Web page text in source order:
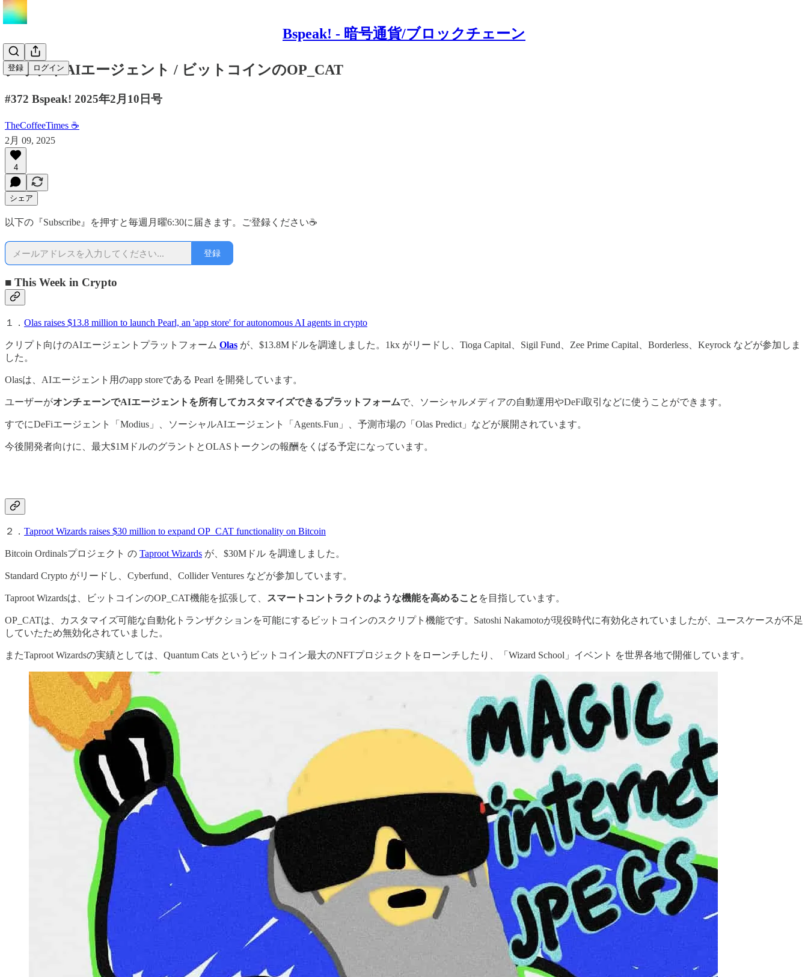
Bspeak! - 暗号通貨/ブロックチェーン
登録 ログイン
クリプトAIエージェント / ビットコインのOP_CAT
#372 Bspeak! 2025年2月10日号
TheCoffeeTimes ☕
2月 09, 2025
4
シェア
以下の『Subscribe』を押すと毎週月曜6:30に届きます。ご登録ください☕
登録
■ This Week in Crypto
１． Olas raises $13.8 million to launch Pearl, an 'app store' for autonomous AI agents in crypto
クリプト向けのAIエージェントプラットフォーム Olas が、$13.8Mドルを調達しました。1kx がリードし、Tioga Capital、Sigil Fund、Zee Prime Capital、Borderless、Keyrock などが参加しま
した。
Olasは、AIエージェント用のapp storeである Pearl を開発しています。
ユーザーがオンチェーンでAIエージェントを所有してカスタマイズできるプラットフォームで、ソーシャルメディアの自動運用やDeFi取引などに使うことができます。
すでにDeFiエージェント「Modius」、ソーシャルAIエージェント「Agents.Fun」、予測市場の「Olas Predict」などが展開されています。
今後開発者向けに、最大$1MドルのグラントとOLASトークンの報酬をくばる予定になっています。
２． Taproot Wizards raises $30 million to expand OP_CAT functionality on Bitcoin
Bitcoin Ordinalsプロジェクト の Taproot Wizards が、$30Mドル を調達しました。
Standard Crypto がリードし、Cyberfund、Collider Ventures などが参加しています。
Taproot Wizardsは、ビットコインのOP_CAT機能を拡張して、 スマートコントラクトのような機能を高めること を目指しています。
OP_CATは、カスタマイズ可能な自動化トランザクションを可能にするビットコインのスクリプト機能です。Satoshi Nakamotoが現役時代に有効化されていましたが、ユースケースが不足
していたため無効化されていました。
またTaproot Wizardsの実績としては、Quantum Cats というビットコイン最大のNFTプロジェクトをローンチしたり、「Wizard School」イベント を世界各地で開催しています。